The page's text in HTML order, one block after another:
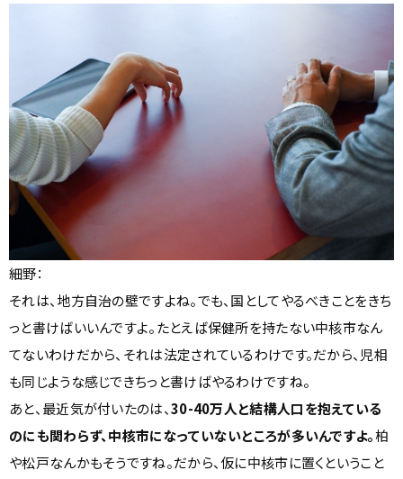
細野：
それは、地方自治の壁ですよね。でも、国としてやるべきことをきち
っと書けばいいんですよ。たとえば保健所を持たない中核市なん
てないわけだから、それは法定されているわけです。だから、児相
も同じような感じできちっと書けばやるわけですね。
あと、最近気が付いたのは、30-40万人と結構人口を抱えている
のにも関わらず、中核市になっていないところが多いんですよ。柏
や松戸なんかもそうですね。だから、仮に中核市に置くということ